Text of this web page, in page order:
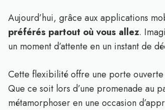
Aujourd’hui, grâce aux applications
préférés partout où vous allez.
un moment d’attente en un instant de
Cette flexibilité offre une porte ouverte
Que ce soit lors d’une promenade au
métamorphoser en une occasion